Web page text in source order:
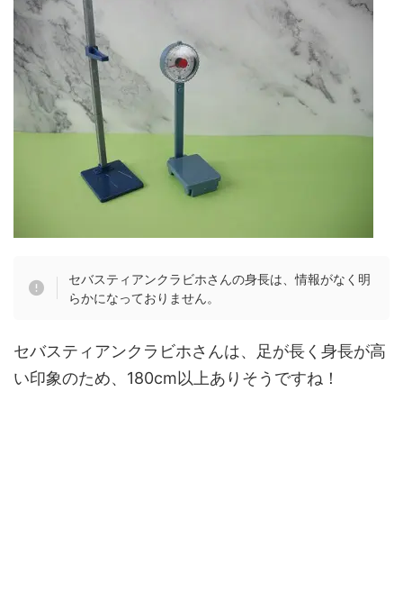
セバスティアンクラビホさんの身長は、情報がなく明
らかになっておりません。
セバスティアンクラビホさんは、足が長く身長が高
い印象のため、180cm以上ありそうですね！